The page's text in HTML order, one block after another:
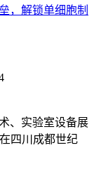
，解锁单细胞制
、实验室设备展
四川成都世纪